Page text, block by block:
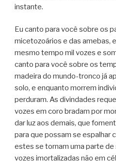
instante.
Eu canto para você sobre os
micetozoários e das amebas,
mesmo tempo mil vozes e
canto para você sobre os
madeira do mundo-tronco já
solo, e enquanto morrem
perduram. As divindades
vozes em coro bradam por
dar luz aos demais, que
para que possam se espalhar
estes se tornam uma parte de
vozes imortalizadas não em